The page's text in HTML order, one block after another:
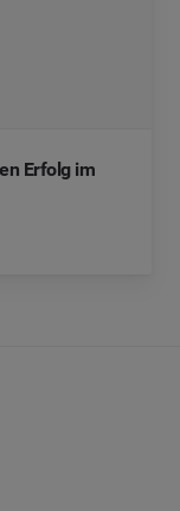
Erfolg im